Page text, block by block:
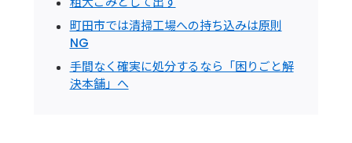
町田市では清掃工場への持ち込みは原則
NG
手間なく確実に処分するなら「困りごと解
決本舗」へ